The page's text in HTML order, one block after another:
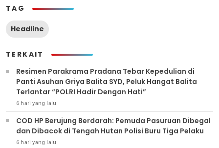
TAG
Headline
TERKAIT
Resimen Parakrama Pradana Tebar Kepedulian di
Panti Asuhan Griya Balita SYD, Peluk Hangat Balita
Terlantar “POLRI Hadir Dengan Hati”
6 hari yang lalu
COD HP Berujung Berdarah: Pemuda Pasuruan Dibegal
dan Dibacok di Tengah Hutan Polisi Buru Tiga Pelaku
6 hari yang lalu